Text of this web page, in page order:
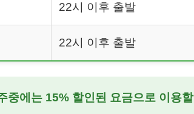
22시 이후 출발
22시 이후 출발
중에는 15% 할인된 요금으로 이용할